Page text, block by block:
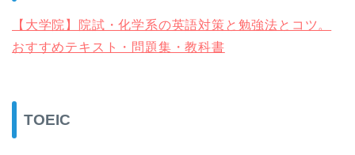
【大学院】院試・化学系の英語対策と勉強法とコツ。
おすすめテキスト・問題集・教科書
TOEIC